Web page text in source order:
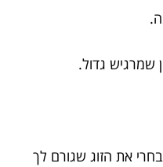
שמרגיש גדול.
את הזוג שגורם לך